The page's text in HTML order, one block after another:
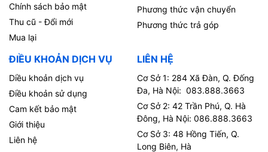
Chính sách bảo mật
Thu cũ - Đổi mới
Mua lại
Phương thức vận chuyển
Phương thức trả góp
ĐIỀU KHOẢN DỊCH VỤ
Diều khoản dịch vụ
Điều khoản sử dụng
Cam kết bảo mật
Giới thiệu
Liên hệ
LIÊN HỆ
Cơ Sở 1: 284 Xã Đàn, Q. Đống
Đa, Hà Nội: 083.888.3663
Cơ Sở 2: 42 Trần Phú, Q. Hà
Đông, Hà Nội: 086.888.3663
Cơ Sở 3: 48 Hồng Tiến, Q.
Long Biên, Hà